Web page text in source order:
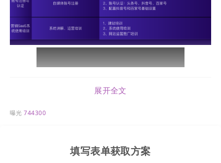
展开全文
曝光744300
填写表单获取方案